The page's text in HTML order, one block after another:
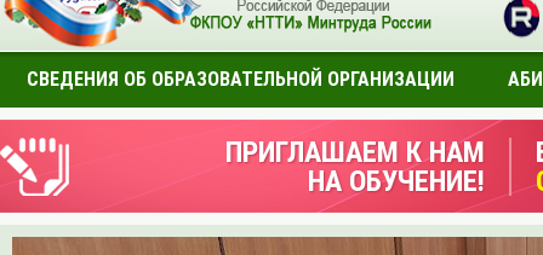
СВЕДЕНИЯ ОБ ОБРАЗОВАТЕЛЬНОЙ ОРГАНИЗАЦИИ
ПРИГЛАШАЕМ К НАМ
НА ОБУЧЕНИЕ!